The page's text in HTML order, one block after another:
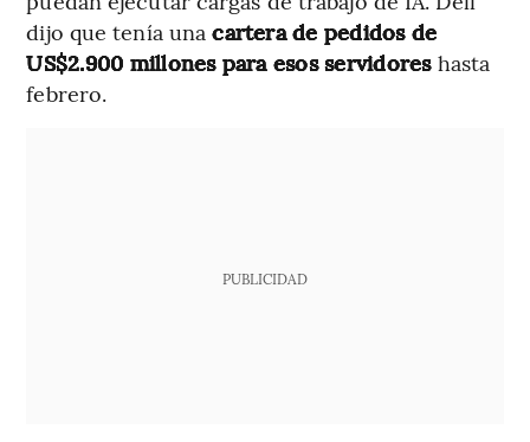
dijo que tenía unacartera de pedidos de
US$2.900 millones para esos servidoreshasta
febrero.
PUBLICIDAD